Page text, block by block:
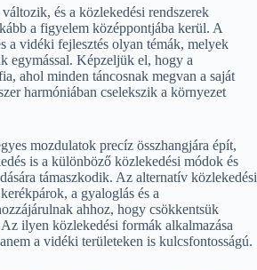
és a közlekedési rendszerek
a figyelem középpontjába kerül. A
a vidéki fejlesztés olyan témák, melyek
egymással. Képzeljük el, hogy a
ahol minden táncosnak megvan a saját
harmóniában cselekszik a környezet
mozdulatok precíz összhangjára épít,
is a különböző közlekedési módok és
támaszkodik. Az alternatív közlekedési
a gyaloglás és a
ahhoz, hogy csökkentsük
ilyen közlekedési formák alkalmazása
a vidéki területeken is kulcsfontosságú.